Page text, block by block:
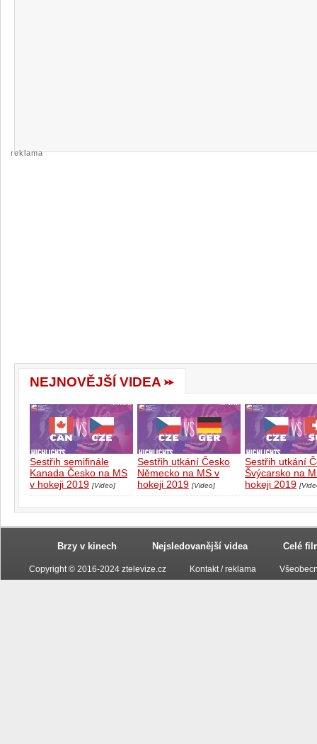
reklama
NEJNOVĚJŠÍ VIDEA
Sestřih semifinále
Kanada Česko na MS
v hokeji 2019 [Video]
Sestřih utkání Česko
Německo na MS v
hokeji 2019 [Video]
Sestřih utkání
Švýcarsko na
hokeji 2019
Brzy v kinech Nejsledovanější videa Celé
Copyright © 2016-2024 ztelevize.cz Kontakt / reklama